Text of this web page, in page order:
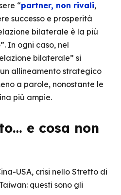
“partner, non rivali,
successo e prosperità
bilaterale è la più
In ogni caso, nel
bilaterale” si
allineamento strategico
a parole, nonostante le
più ampie.
e cosa non
USA, crisi nello Stretto di
questi sono gli